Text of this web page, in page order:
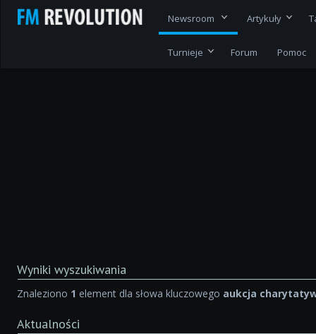
Newsroom Artykuły
Turnieje Forum Pomoc
Wyniki wyszukiwania
Znaleziono 1 element dla słowa kluczowego aukcja
Aktualności